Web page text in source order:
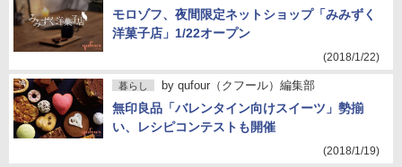
モロゾフ、夜間限定ネットショップ「みみずく
洋菓子店」1/22オープン
(2018/1/22)
暮らし by qufour（クフール）編集部
無印良品「バレンタイン向けスイーツ」勢揃
い、レシピコンテストも開催
(2018/1/19)